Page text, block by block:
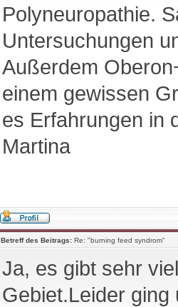
Polyneuropathie.
Untersuchungen
Außerdem
einem gewissen
es Erfahrungen in
Martina
Betreff des Beitrags: Re: "burning feed syndrom"
Ja, es gibt sehr
Gebiet.Leider